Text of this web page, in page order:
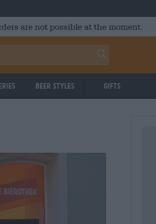
are not possible at the moment.
Beer Styles Gifts